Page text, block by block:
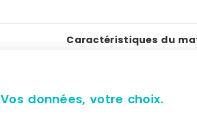
Caractéristiques du
45 pieds
Vos données, votre choix.